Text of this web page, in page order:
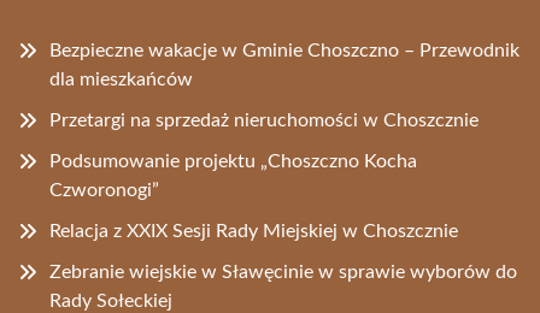
Bezpieczne wakacje w Gminie Choszczno – Przewodnik
dla mieszkańców
Przetargi na sprzedaż nieruchomości w Choszcznie
Podsumowanie projektu „Choszczno Kocha
Czworonogi”
Relacja z XXIX Sesji Rady Miejskiej w Choszcznie
Zebranie wiejskie w Sławęcinie w sprawie wyborów do
Rady Sołeckiej